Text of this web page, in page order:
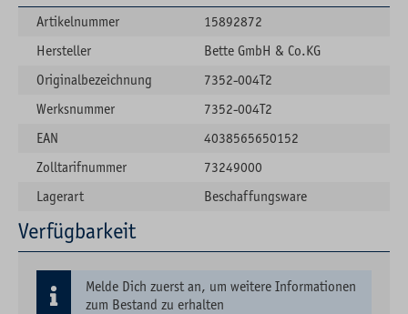
Artikelnummer
15892872
Hersteller
Bette GmbH & Co.KG
Originalbezeichnung
7352-004T2
Werksnummer
7352-004T2
EAN
4038565650152
Zolltarifnummer
73249000
Lagerart
Beschaffungsware
Verfügbarkeit
Melde Dich zuerst an, um weitere Informationen
zum Bestand zu erhalten